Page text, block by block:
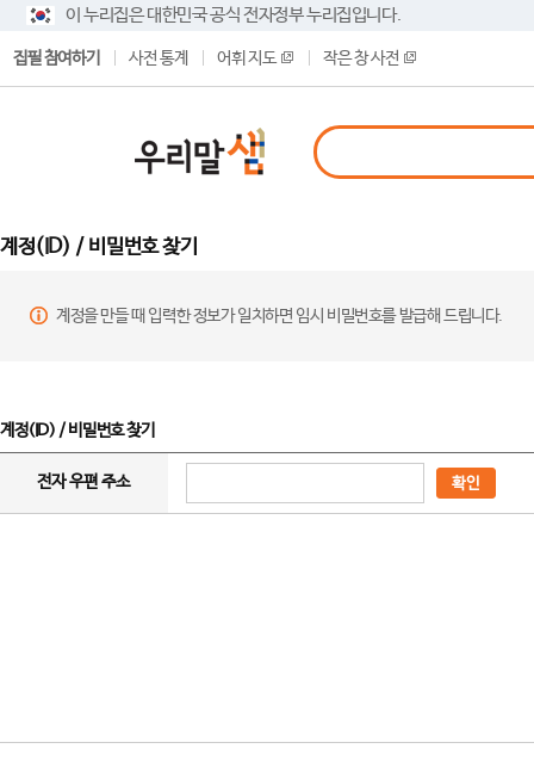
이 누리집은 대한민국 공식 전자정부 누리집입니다.
집필 참여하기 사전 통계 어휘 지도 작은 창 사전
계정(ID) / 비밀번호 찾기
계정을 만들 때 입력한 정보가 일치하면 임시 비밀번호를 발급해 드립니다.
계정(ID) / 비밀번호 찾기
전자 우편 주소 확인